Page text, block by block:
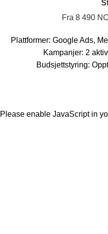
Fra 8 490
Plattformer: Google Ads,
Kampanjer: 2
Budsjettstyring:
Please enable JavaScript in